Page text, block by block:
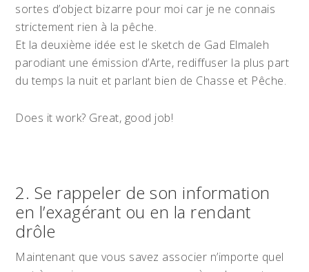
sortes d’object bizarre pour moi car je ne connais
strictement rien à la pêche.
Et la deuxième idée est le sketch de Gad Elmaleh
parodiant une émission d’Arte, rediffuser la plus part
du temps la nuit et parlant bien de Chasse et Pêche.
Does it work? Great, good job!
2. Se rappeler de son information
en l’exagérant ou en la rendant
drôle
Maintenant que vous savez associer n’importe quel